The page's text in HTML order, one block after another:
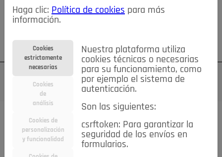
TABLÓN DE ANUNCIOS MIS ANUNCIOS CONTACTO
NOSOTROS
Su cuenta Regístrese ¿Olvidó su contraseña?
Magazine
DESTACADA
Haga clic: Política de cookies para más
información.
Cookies
estrictamente
necesarias
Cookies
de
análisis
Cookies de
personalización
y funcionalidad
Nuestra plataforma utiliza
cookies técnicas o necesarias
para su funcionamiento, como
por ejemplo el sistema de
autenticación.
Son las siguientes:
csrftoken: Para garantizar la
seguridad de los envíos en
formularios.